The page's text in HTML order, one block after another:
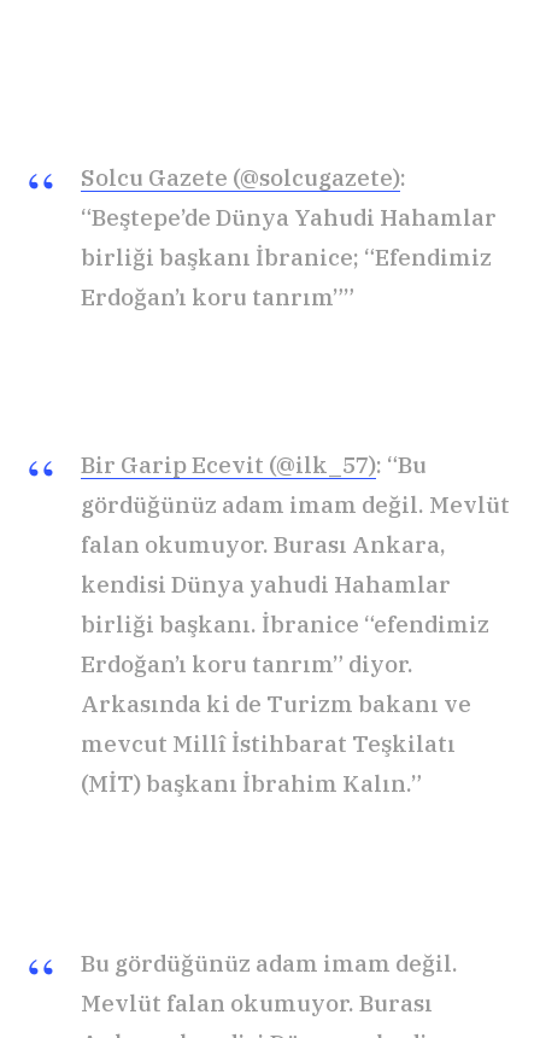
Solcu Gazete (@solcugazete):
“Beştepe’de Dünya Yahudi Hahamlar
birliği başkanı İbranice; “Efendimiz
Erdoğan’ı koru tanrım””
Bir Garip Ecevit (@ilk_57): “Bu
gördüğünüz adam imam değil. Mevlüt
falan okumuyor. Burası Ankara,
kendisi Dünya yahudi Hahamlar
birliği başkanı. İbranice “efendimiz
Erdoğan’ı koru tanrım” diyor.
Arkasında ki de Turizm bakanı ve
mevcut Millî İstihbarat Teşkilatı
(MİT) başkanı İbrahim Kalın.”
Bu gördüğünüz adam imam değil.
Mevlüt falan okumuyor. Burası